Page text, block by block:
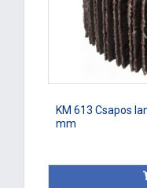
KM 613 Csapos
mm